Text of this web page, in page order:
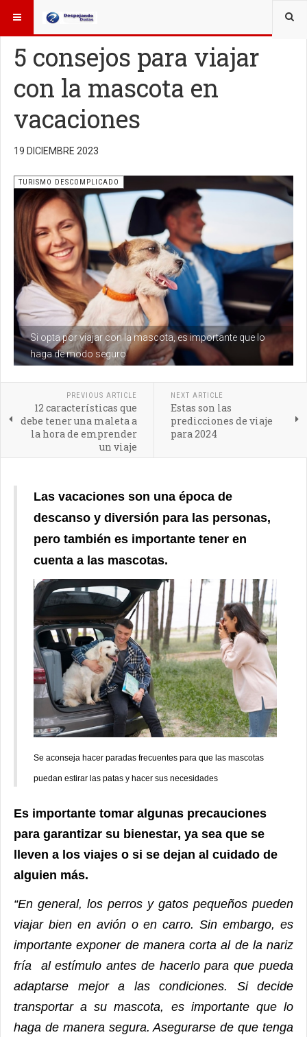
ESTÁ AQUÍ: TURISMO
5 consejos para viajar
con la mascota en
vacaciones
19 DICIEMBRE 2023
Si opta por viajar con la mascota, es importante que lo
haga de modo seguro
TURISMO DESCOMPLICADO
PREVIOUS ARTICLE
12 características que
debe tener una maleta a
la hora de emprender
un viaje
NEXT ARTICLE
Estas son las
predicciones de viaje
para 2024
Las vacaciones son una época de
descanso y diversión para las personas,
pero también es importante tener en
cuenta a las mascotas.
Se aconseja hacer paradas frecuentes para que las mascotas
puedan estirar las patas y hacer sus necesidades
Es importante tomar algunas precauciones
para garantizar su bienestar, ya sea que se
lleven a los viajes o si se dejan al cuidado de
alguien más.
“En general, los perros y gatos pequeños pueden
viajar bien en avión o en carro. Sin embargo, es
importante exponer de manera corta al de la nariz
fría al estímulo antes de hacerlo para que pueda
adaptarse mejor a las condiciones. Si decide
transportar a su mascota, es importante que lo
haga de manera segura. Asegurarse de que tenga